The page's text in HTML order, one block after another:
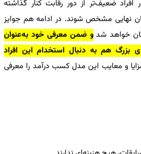
افراد ضعیف‌تر از دور رقابت کنار گذاشته
نهایی مشخص شوند. در ادامه هم جوایز
خواهد شد و ضمن معرفی خود به‌عنوان
بزرگ هم به دنبال استخدام این افراد
و معایب این مدل کسب درآمد را معرفی